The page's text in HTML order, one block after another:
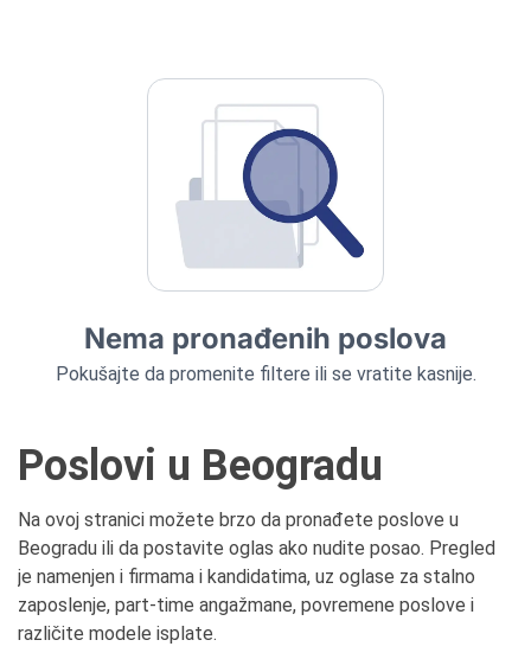
Nema pronađenih poslova
Pokušajte da promenite filtere ili se vratite kasnije.
Poslovi u Beogradu
Na ovoj stranici možete brzo da pronađete poslove u
Beogradu ili da postavite oglas ako nudite posao. Pregled
je namenjen i firmama i kandidatima, uz oglase za stalno
zaposlenje, part-time angažmane, povremene poslove i
različite modele isplate.